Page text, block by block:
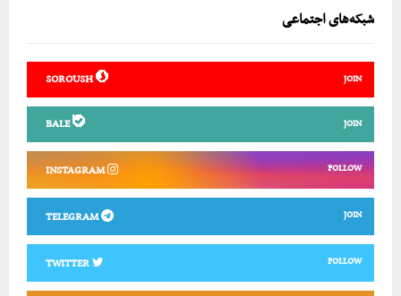
شبکه‌های اجتماعی
SOROUSH JOIN
BALE JOIN
INSTAGRAM FOLLOW
TELEGRAM JOIN
TWITTER FOLLOW